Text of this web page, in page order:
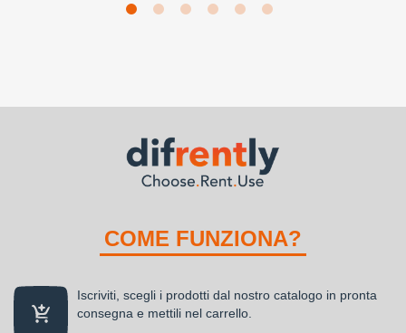
COME FUNZIONA?
Iscriviti, scegli i prodotti dal nostro catalogo in pronta
consegna e mettili nel carrello.